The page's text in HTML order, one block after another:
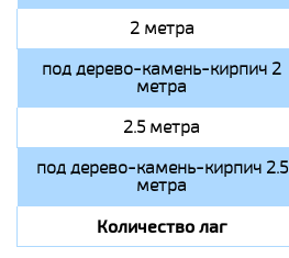
2 метра
под дерево-камень-кирпич 2
метра
2.5 метра
под дерево-камень-кирпич 2.5
метра
Количество лаг